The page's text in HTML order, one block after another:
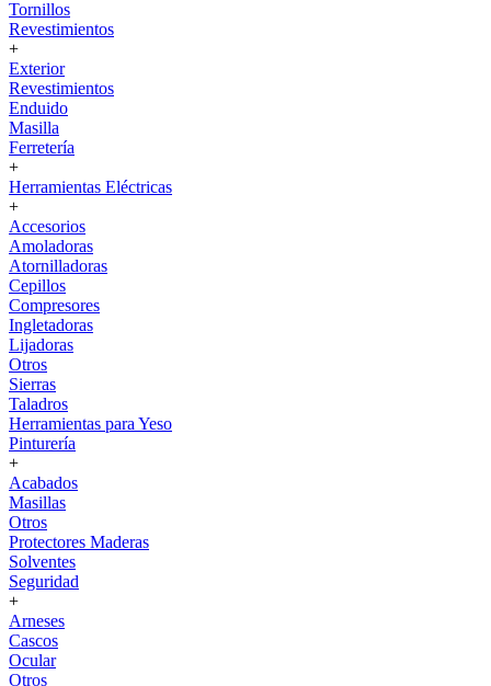
Tornillos
Revestimientos
+
Exterior
Revestimientos
Enduido
Masilla
Ferretería
+
Herramientas Eléctricas
+
Accesorios
Amoladoras
Atornilladoras
Cepillos
Compresores
Ingletadoras
Lijadoras
Otros
Sierras
Taladros
Herramientas para Yeso
Pinturería
+
Acabados
Masillas
Otros
Protectores Maderas
Solventes
Seguridad
+
Arneses
Cascos
Ocular
Otros